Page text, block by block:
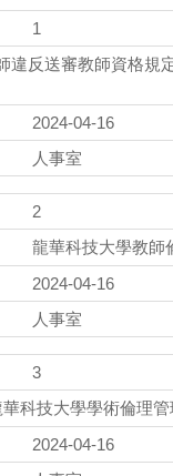
1
違反送審教師資格規
2024-04-16
人事室
2
龍華科技大學教師
2024-04-16
人事室
3
華科技大學學術倫理
2024-04-16